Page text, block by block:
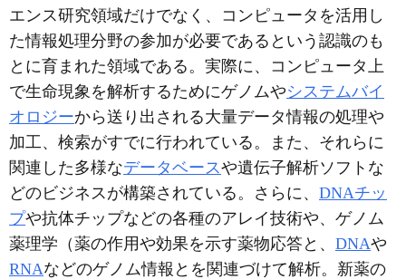
エンス研究領域だけでなく、コンピュータを活用し
た情報処理分野の参加が必要であるという認識のも
とに育まれた領域である。実際に、コンピュータ上
で生命現象を解析するためにゲノムやシステムバイ
オロジーから送り出される大量データ情報の処理や
加工、検索がすでに行われている。また、それらに
関連した多様なデータベースや遺伝子解析ソフトな
どのビジネスが構築されている。さらに、 DNAチッ
プや抗体チップなどの各種のアレイ技術や、ゲノム
薬理学（薬の作用や効果を示す薬物応答と、 DNAや
RNAなどのゲノム情報とを関連づけて解析。新薬の